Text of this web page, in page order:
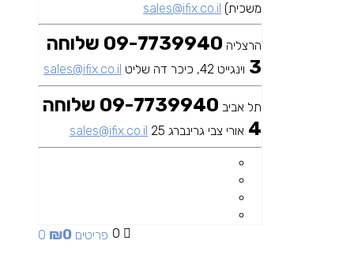
משכית) sales@ifix.co.il
הרצליה
09-7739940 שלוחה
3 וינגייט 42, כיכר דה שליט sales@ifix.co.il
תל אביב
09-7739940 שלוחה
4 אורי צבי גרינברג 25 sales@ifix.co.il
0 0 פריטים ₪0